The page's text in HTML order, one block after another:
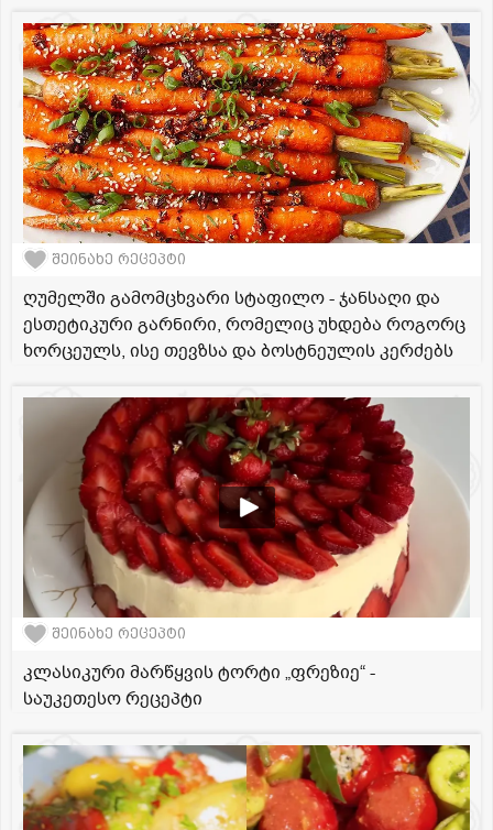
შეინახე რეცეპტი
ღუმელში გამომცხვარი სტაფილო - ჯანსაღი და
ესთეტიკური გარნირი, რომელიც უხდება როგორც
ხორცეულს, ისე თევზსა და ბოსტნეულის კერძებს
შეინახე რეცეპტი
კლასიკური მარწყვის ტორტი „ფრეზიე“ -
საუკეთესო რეცეპტი